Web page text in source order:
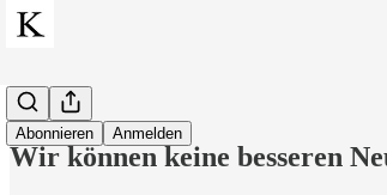
Abonnieren Anmelden
Zitate
Wir können keine besseren